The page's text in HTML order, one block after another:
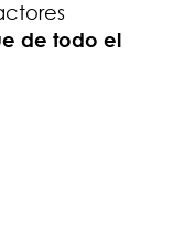
de todo el